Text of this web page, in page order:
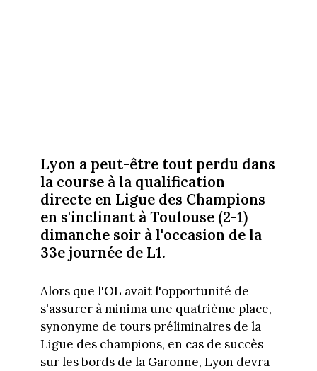
Lyon a peut-être tout perdu dans
la course à la qualification
directe en Ligue des Champions
en s'inclinant à Toulouse (2-1)
dimanche soir à l'occasion de la
33e journée de L1.
Alors que l'OL avait l'opportunité de
s'assurer à minima une quatrième place,
synonyme de tours préliminaires de la
Ligue des champions, en cas de succès
sur les bords de la Garonne, Lyon devra